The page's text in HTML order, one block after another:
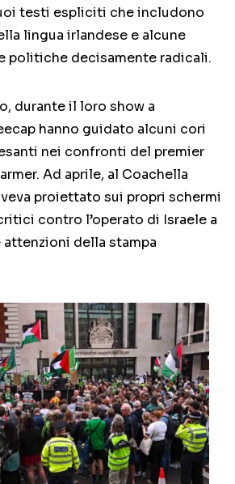
testi espliciti che includono
lingua irlandese e alcune
politiche decisamente radicali.
durante il loro show a
hanno guidato alcuni cori
nei confronti del premier
Ad aprile, al Coachella
proiettato sui propri schermi
contro l’operato di Israele a
attenzioni della stampa